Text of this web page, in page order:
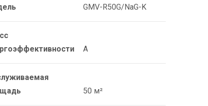
GMV-R50G/NaG-K
A
50 м²